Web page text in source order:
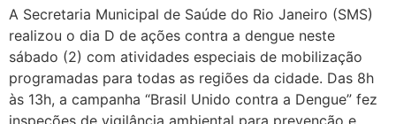
A Secretaria Municipal de Saúde do Rio Janeiro (SMS)
realizou o dia D de ações contra a dengue neste
sábado (2) com atividades especiais de mobilização
programadas para todas as regiões da cidade. Das 8h
às 13h, a campanha “Brasil Unido contra a Dengue” fez
inspeções de vigilância ambiental para prevenção e